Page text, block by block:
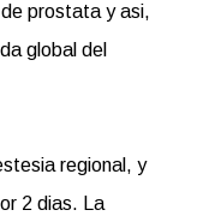
prostata y asi,
global del
regional, y
2 dias. La